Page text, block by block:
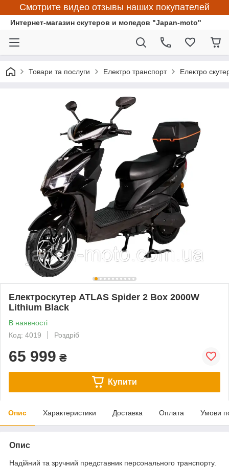
Смотрите видео отзывы наших покупателей
Интернет-магазин скутеров и мопедов "Japan-moto"
Товари та послуги Електро транспорт Електро
Електроскутер ATLAS Spider 2 Box 2000W
Lithium Black
В наявності
Код: 4019
Роздріб
65 999 ₴
Купити
Опис Характеристики Доставка Оплата Умови
Опис
Надійний та зручний представник персонального транспорту.